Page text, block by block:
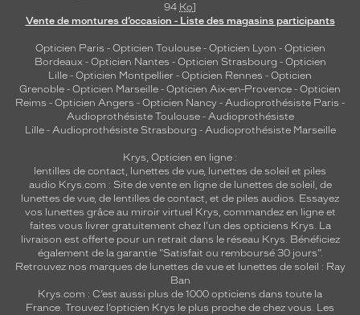
94 Ko]
Vente de montures d’occasion - Liste des magasins participants
Opticien Paris - Opticien Toulouse- Opticien Lyon - Opticien
Bordeaux- Opticien Nantes - Opticien Strasbourg - Opticien
Lille - Opticien Montpellier - Opticien Rennes - Opticien
Grenoble - Opticien Marseille - Opticien Aix-en-Provence - Opticien
Reims - Opticien Angers - Opticien Nancy - Audioprothésiste Paris -
Audioprothésiste Toulouse- Audioprothésiste
Lille- Audioprothésiste Strasbourg - Audioprothésiste Marseille
Krys, Opticien en ligne :
lentilles de contact, lunettes de vue, lunettes de soleil et piles
audio Krys.com : Site de vente en ligne de lunettes de soleil, de
lunettes de vue, de lentilles de contact, et de piles audios. Essayez
vos lunettes grâce au miroir virtuel Krys, commandez en ligne et
faites vous livrer gratuitement chez l'un des opticiens Krys. La
livraison est offerte pour un retrait dans le réseau Krys. Bénéficiez
également de la garantie "Satisfait ou remboursé 30 jours".
Retrouvez nos marques de lunettes de vue et lunettes de soleil : Ray
Ban
Krys.com : C’est aussi plus de 1000 opticiens dans toute la
France. Trouvez l’opticien Krys le plus proche de chez vous. Les